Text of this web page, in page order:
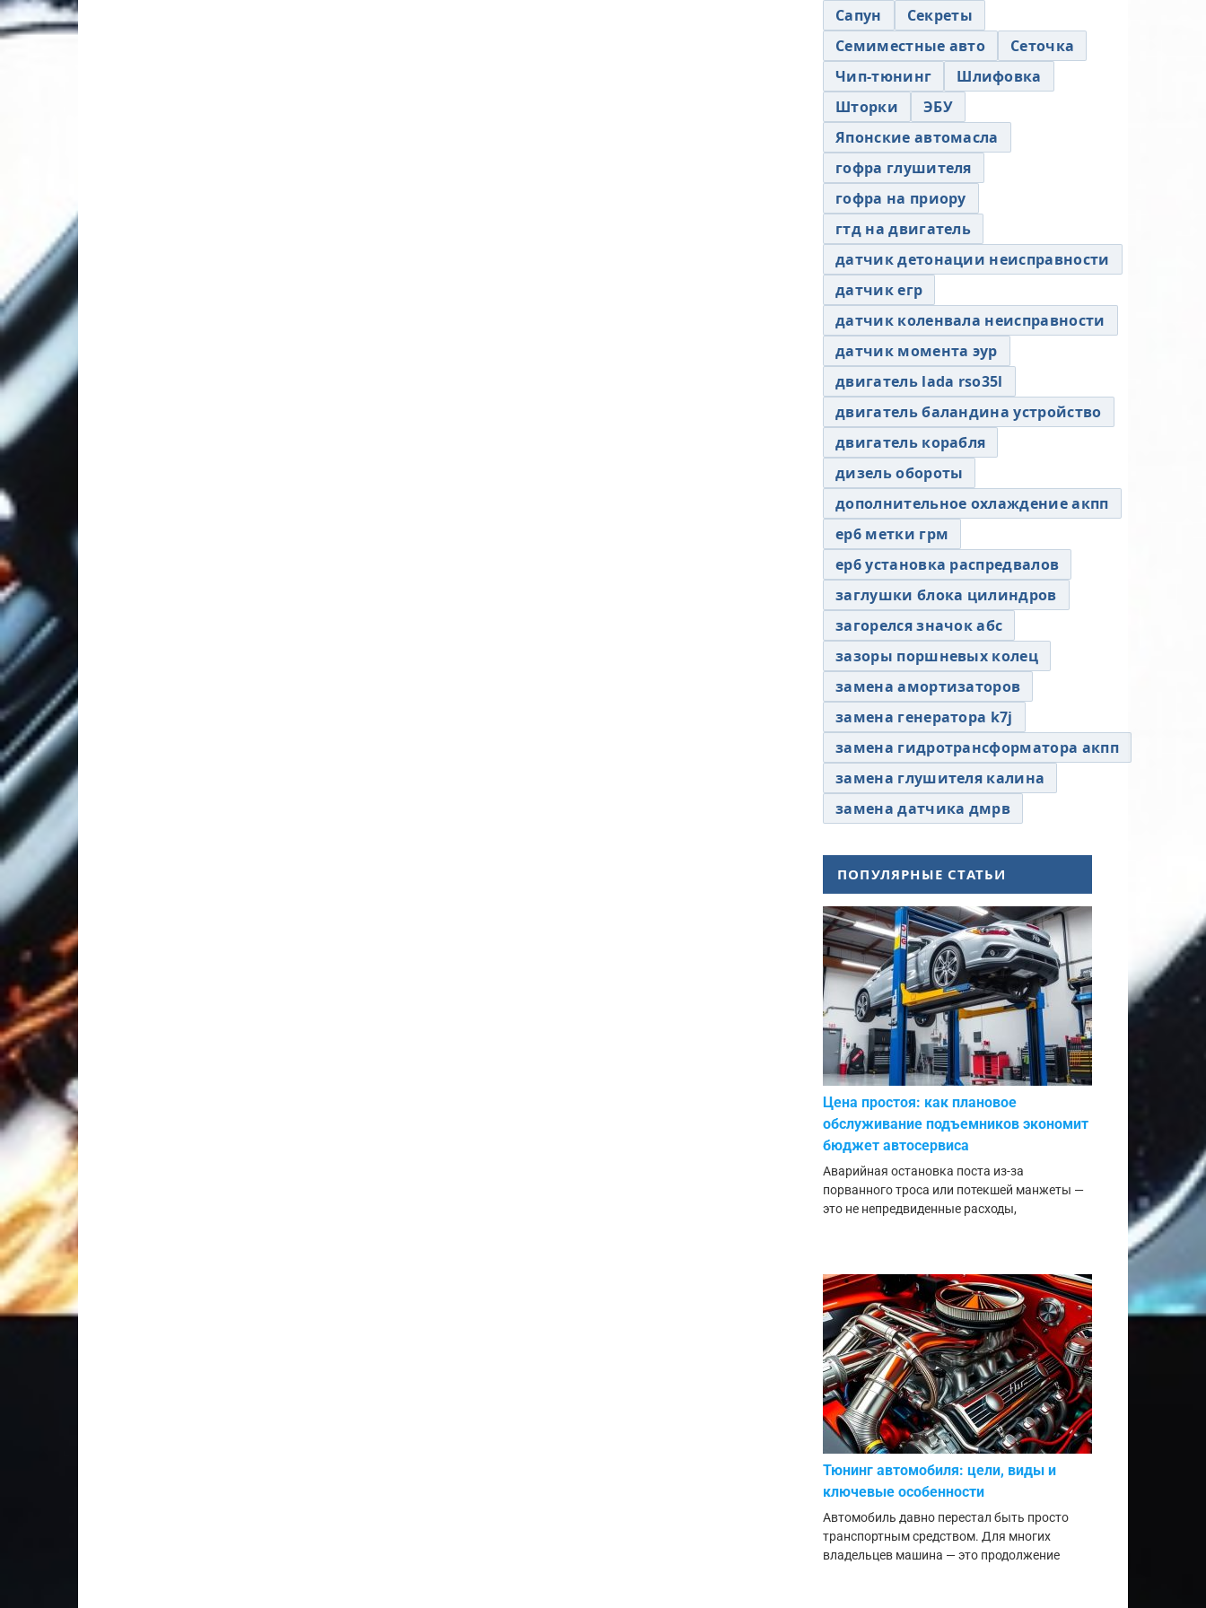
Сапун
Секреты
Семиместные авто
Сеточка
Чип-тюнинг
Шлифовка
Шторки
ЭБУ
Японские автомасла
гофра глушителя
гофра на приору
гтд на двигатель
датчик детонации неисправности
датчик егр
датчик коленвала неисправности
датчик момента эур
двигатель lada rso35l
двигатель баландина устройство
двигатель корабля
дизель обороты
дополнительное охлаждение акпп
ер6 метки грм
ер6 установка распредвалов
заглушки блока цилиндров
загорелся значок абс
зазоры поршневых колец
замена амортизаторов
замена генератора k7j
замена гидротрансформатора акпп
замена глушителя калина
замена датчика дмрв
ПОПУЛЯРНЫЕ СТАТЬИ
Цена простоя: как плановое
обслуживание подъемников экономит
бюджет автосервиса
Аварийная остановка поста из-за
порванного троса или потекшей манжеты —
это не непредвиденные расходы,
Тюнинг автомобиля: цели, виды и
ключевые особенности
Автомобиль давно перестал быть просто
транспортным средством. Для многих
владельцев машина — это продолжение